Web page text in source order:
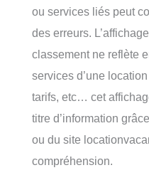
ou services liés peut
des erreurs.
classement ne reflète
services d’une
tarifs, etc… cet
titre d’information
ou du site
compréhension.